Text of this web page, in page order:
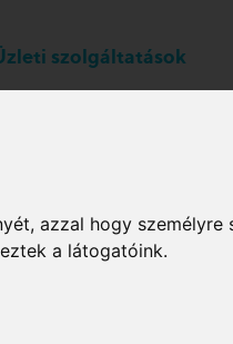
azzal hogy
a látogatóink.
szolgáltatások